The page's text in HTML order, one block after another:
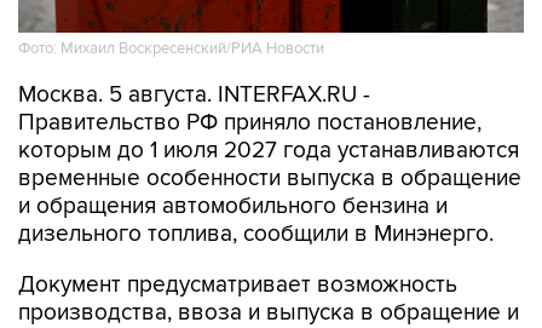
Фото: Михаил Воскресенский/РИА Новости
Москва. 5 августа. INTERFAX.RU -
Правительство РФ приняло постановление,
которым до 1 июля 2027 года устанавливаются
временные особенности выпуска в обращение
и обращения автомобильного бензина и
дизельного топлива, сообщили в Минэнерго.
Документ предусматривает возможность
производства, ввоза и выпуска в обращение и